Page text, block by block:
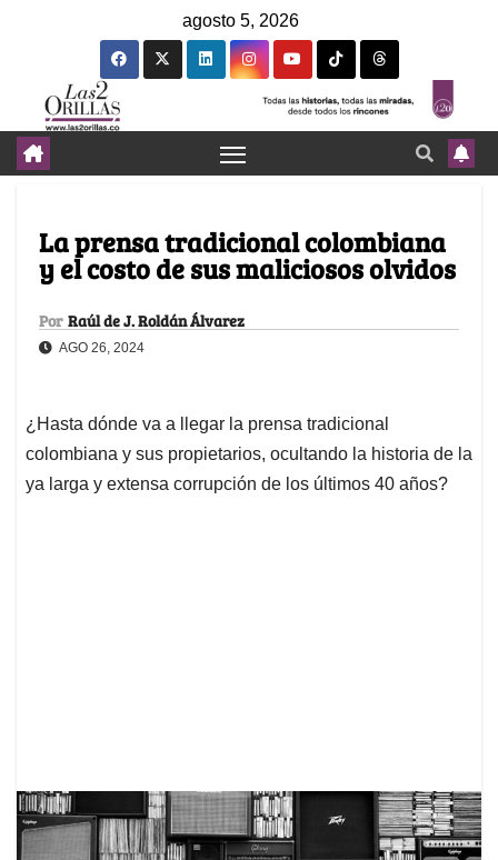
agosto 5, 2026
La prensa tradicional colombiana
y el costo de sus maliciosos olvidos
Por Raúl de J. Roldán Álvarez
AGO 26, 2024
¿Hasta dónde va a llegar la prensa tradicional
colombiana y sus propietarios, ocultando la historia de la
ya larga y extensa corrupción de los últimos 40 años?